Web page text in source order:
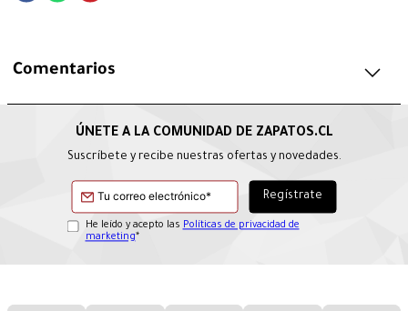
Comentarios
Suscríbete y recibe nuestras ofertas y novedades.
He leído y acepto las Políticas de privacidad de
marketing*